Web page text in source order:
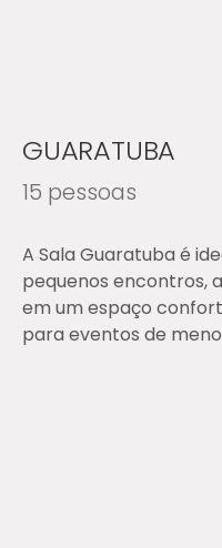
GUARATUBA
15 pessoas
A Sala Guaratuba é
pequenos encontros,
em um espaço
para eventos de